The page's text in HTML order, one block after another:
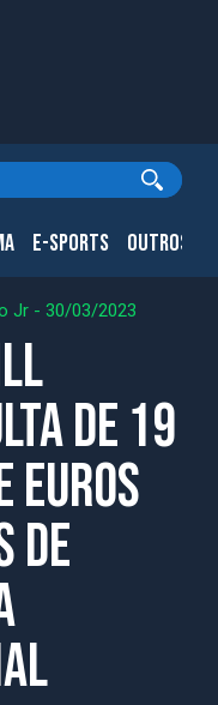
E-SPORTS OUTROS.
Jr - 30/03/2023
de 19
euros
de